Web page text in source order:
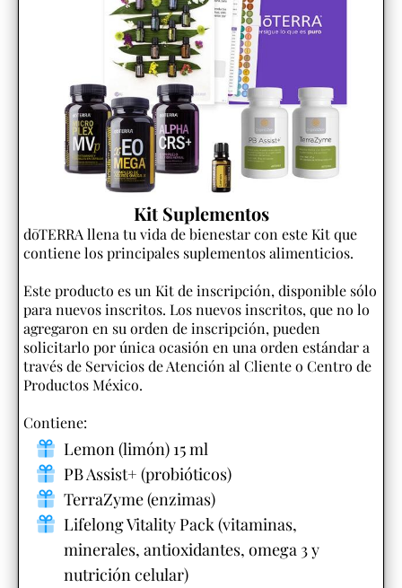
Kit Suplementos
dōTERRA llena tu vida de bienestar con este Kit que
contiene los principales suplementos alimenticios.
Este producto es un Kit de inscripción, disponible sólo
para nuevos inscritos. Los nuevos inscritos, que no lo
agregaron en su orden de inscripción, pueden
solicitarlo por única ocasión en una orden estándar a
través de Servicios de Atención al Cliente o Centro de
Productos México.
Contiene:
Lemon (limón) 15 ml
PB Assist+ (probióticos)
TerraZyme (enzimas)
Lifelong Vitality Pack (vitaminas,
minerales, antioxidantes, omega 3 y
nutrición celular)